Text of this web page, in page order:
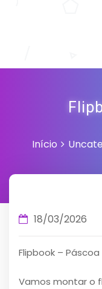
Início
18/03/2026
Flipbook – Páscoa
Vamos montar o